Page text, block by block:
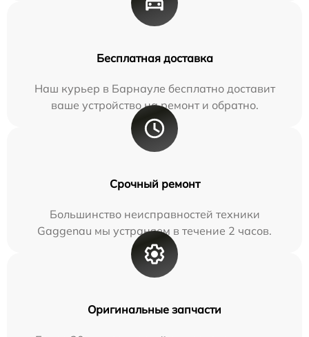
Бесплатная доставка
Наш курьер в Барнауле бесплатно доставит
ваше устройство на ремонт и обратно.
Срочный ремонт
Большинство неисправностей техники
Gaggenau мы устраняем в течение 2 часов.
Оригинальные запчасти